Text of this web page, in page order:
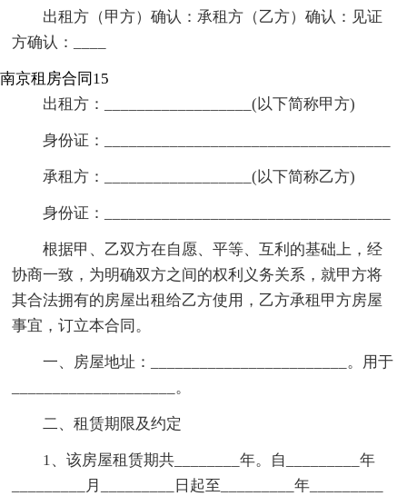
出租方（甲方）确认：承租方（乙方）确认：见证
方确认：____
南京租房合同15
出租方：__________________(以下简称甲方)
身份证：___________________________________
承租方：__________________(以下简称乙方)
身份证：___________________________________
根据甲、乙双方在自愿、平等、互利的基础上，经
协商一致，为明确双方之间的权利义务关系，就甲方将
其合法拥有的房屋出租给乙方使用，乙方承租甲方房屋
事宜，订立本合同。
一、房屋地址：________________________。用于
____________________。
二、租赁期限及约定
1、该房屋租赁期共________年。自_________年
_________月_________日起至_________年_________